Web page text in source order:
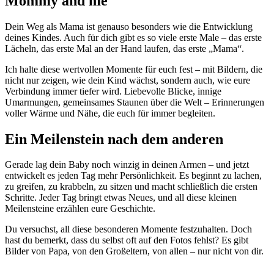
Dein Weg als Mama ist genauso besonders wie die Entwicklung
deines Kindes. Auch für dich gibt es so viele erste Male – das erste
Lächeln, das erste Mal an der Hand laufen, das erste „Mama“.
Ich halte diese wertvollen Momente für euch fest – mit Bildern, die
nicht nur zeigen, wie dein Kind wächst, sondern auch, wie eure
Verbindung immer tiefer wird. Liebevolle Blicke, innige
Umarmungen, gemeinsames Staunen über die Welt – Erinnerungen
voller Wärme und Nähe, die euch für immer begleiten.
Ein Meilenstein nach dem anderen
Gerade lag dein Baby noch winzig in deinen Armen – und jetzt
entwickelt es jeden Tag mehr Persönlichkeit. Es beginnt zu lachen,
zu greifen, zu krabbeln, zu sitzen und macht schließlich die ersten
Schritte. Jeder Tag bringt etwas Neues, und all diese kleinen
Meilensteine erzählen eure Geschichte.
Du versuchst, all diese besonderen Momente festzuhalten. Doch
hast du bemerkt, dass du selbst oft auf den Fotos fehlst? Es gibt
Bilder von Papa, von den Großeltern, von allen – nur nicht von dir.